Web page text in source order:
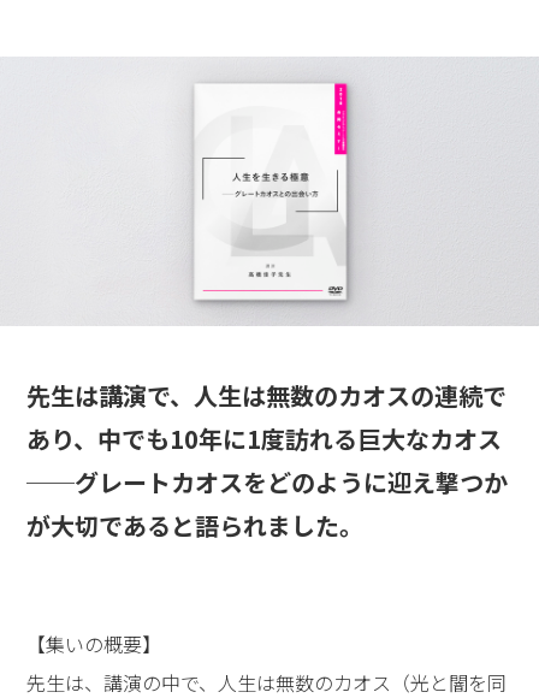
先生は講演で、人生は無数のカオスの連続で
あり、中でも10年に1度訪れる巨大なカオス
──グレートカオスをどのように迎え撃つか
が大切であると語られました。
【集いの概要】
先生は、講演の中で、人生は無数のカオス（光と闇を同